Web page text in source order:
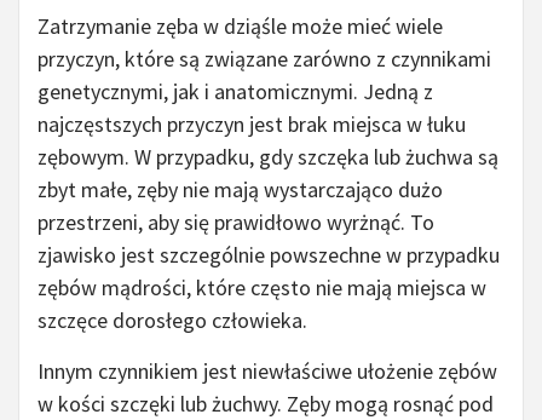
Zatrzymanie zęba w dziąśle może mieć wiele
przyczyn, które są związane zarówno z czynnikami
genetycznymi, jak i anatomicznymi. Jedną z
najczęstszych przyczyn jest brak miejsca w łuku
zębowym. W przypadku, gdy szczęka lub żuchwa są
zbyt małe, zęby nie mają wystarczająco dużo
przestrzeni, aby się prawidłowo wyrżnąć. To
zjawisko jest szczególnie powszechne w przypadku
zębów mądrości, które często nie mają miejsca w
szczęce dorosłego człowieka.
Innym czynnikiem jest niewłaściwe ułożenie zębów
w kości szczęki lub żuchwy. Zęby mogą rosnąć pod